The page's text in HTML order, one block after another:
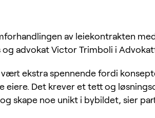
av leiekontrakten
og advokat Victor Trimboli i
ekstra spennende fordi
eiere. Det krever et tett og
skape noe unikt i bybildet, sier